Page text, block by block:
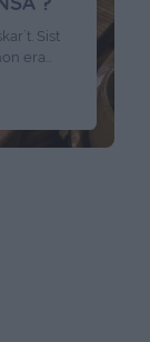
?
Sist
era
Har